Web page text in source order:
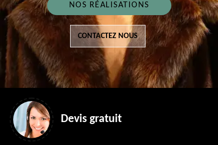
NOS RÉALISATIONS
CONTACTEZ NOUS
Devis gratuit